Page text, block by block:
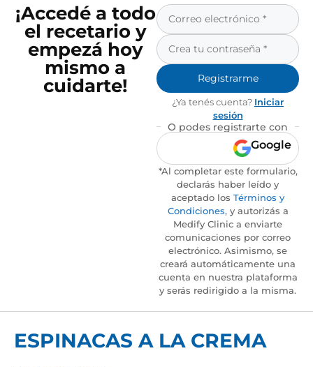
¡Accedé a todo
el recetario y
empezá hoy
mismo a
cuidarte!
Registrarme
¿Ya tenés cuenta? Iniciar
sesión
O podes registrarte con
Google
*Al completar este formulario,
declarás haber leído y
aceptado los Términos y
Condiciones, y autorizás a
Medify Clinic a enviarte
comunicaciones por correo
electrónico. Asimismo, se
creará automáticamente una
cuenta en nuestra plataforma
y serás redirigido a la misma.
ESPINACAS A LA CREMA